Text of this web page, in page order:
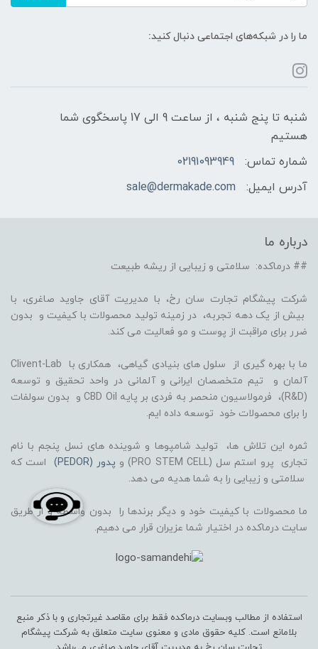
ما را در شبکه‌های اجتماعی دنبال کنید:
شنبه تا پنج شنبه ، از ساعت 9 الی 17 پاسخگوی شما
هستیم
شماره تماس:
02191093949
آدرس ایمیل:
sale@dermakade.com
درباره ما
## درماکده: سلامتی و زیبایی از ریشه طبیعت
شرکت پیشگام تجارت سان رخ، با مدیریت آقای جاوید صاغری، با
بیش از یک دهه تجربه، در زمینه تولید محصولات با کیفیت و بدون
ضرر برای مراقبت از پوست و مو فعالیت می کند.
ما با بهره گیری از سلول های بنیادی گیاهی، همکاری با Clivent-Lab
آلمان و تیم متخصصان ایرانی و آلمانی در واحد تحقیق و توسعه
(R&D)، فرمولاسیون منحصر به فردی بر پایه CBD Oil و بدون سولفات
را برای محصولات خود توسعه داده ایم.
ثمره این تلاش ها، تولید شامپوها و شوینده های نسل پنجم با نام
تجاری پرو استم سل (PRO STEM CELL) و
پدور (PEDOR)
است که
سلامتی و زیبایی را به شما هدیه می دهد.
ما محصولات با کیفیت خود و دیگر برندها را بدون واسطه و از طریق
سایت درماکده در اختیار شما عزیران قرار می دهیم.
استفاده از مطالب وبسایت درماکده فقط برای مقاصد غیرتجاری و با ذکر منبع
بلامانع است. کلیه حقوق مادی و معنوی سایت متعلق به شرکت پیشگام